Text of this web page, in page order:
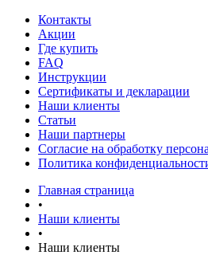
Контакты
Акции
Где купить
FAQ
Инструкции
Сертификаты и декларации
Наши клиенты
Статьи
Наши партнеры
Согласие на обработку
Политика
Главная страница
•
Наши клиенты
•
Наши клиенты